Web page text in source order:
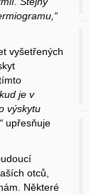
vyšetřených
je v
výskytu
upřesňuje
otců,
Některé